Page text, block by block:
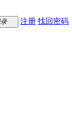
注册 找回密码